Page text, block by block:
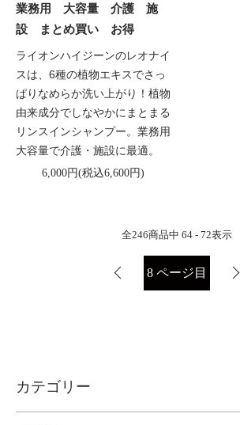
業務用 大容量 介護 施
設 まとめ買い お得
ライオンハイジーンのレオナイ
スは、6種の植物エキスでさっ
ぱりなめらか洗い上がり！植物
由来成分でしなやかにまとまる
リンスインシャンプー。業務用
大容量で介護・施設に最適。
6,000円(税込6,600円)
全246商品中 64 - 72表示
8 ページ目
カテゴリー